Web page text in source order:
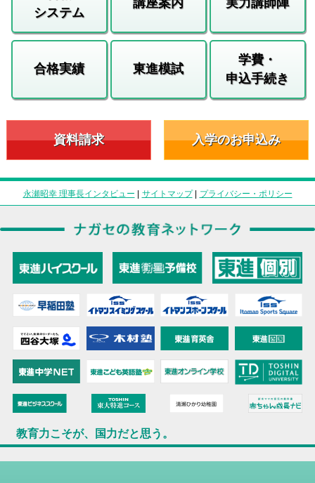
システム
合格実績 東進模試
学費・
申込手続き
資料請求 入学のお申込み
永瀬昭幸 理事長インタビュー | サイトマップ| プライバシー・ポリシー
教育力こそが、国力だと思う。